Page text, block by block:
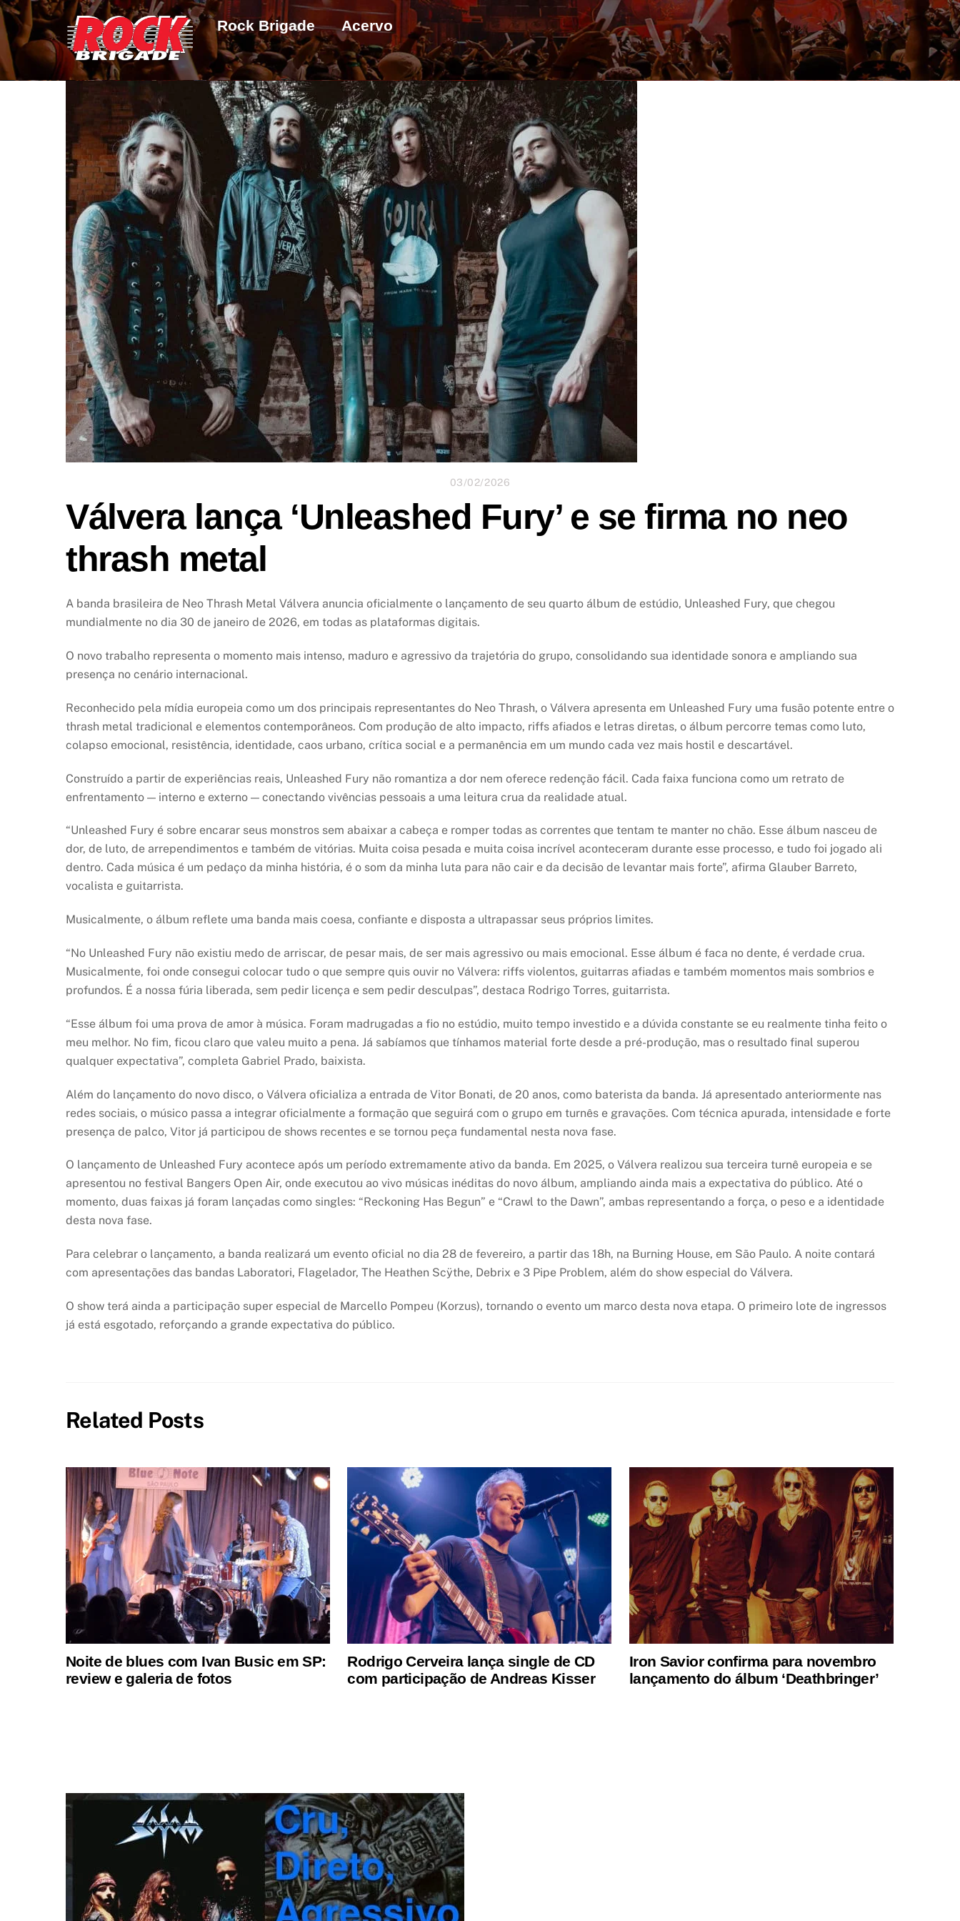
Skip
to
content
Rock Brigade Acervo
03/02/2026
Válvera lança ‘Unleashed Fury’ e se firma no neo
thrash metal
A banda brasileira de Neo Thrash Metal Válvera anuncia oficialmente o lançamento de seu quarto álbum de estúdio, Unleashed Fury, que chegou
mundialmente no dia 30 de janeiro de 2026, em todas as plataformas digitais.
O novo trabalho representa o momento mais intenso, maduro e agressivo da trajetória do grupo, consolidando sua identidade sonora e ampliando sua
presença no cenário internacional.
Reconhecido pela mídia europeia como um dos principais representantes do Neo Thrash, o Válvera apresenta em Unleashed Fury uma fusão potente entre o
thrash metal tradicional e elementos contemporâneos. Com produção de alto impacto, riffs afiados e letras diretas, o álbum percorre temas como luto,
colapso emocional, resistência, identidade, caos urbano, crítica social e a permanência em um mundo cada vez mais hostil e descartável.
Construído a partir de experiências reais, Unleashed Fury não romantiza a dor nem oferece redenção fácil. Cada faixa funciona como um retrato de
enfrentamento — interno e externo — conectando vivências pessoais a uma leitura crua da realidade atual.
“Unleashed Fury é sobre encarar seus monstros sem abaixar a cabeça e romper todas as correntes que tentam te manter no chão. Esse álbum nasceu de
dor, de luto, de arrependimentos e também de vitórias. Muita coisa pesada e muita coisa incrível aconteceram durante esse processo, e tudo foi jogado ali
dentro. Cada música é um pedaço da minha história, é o som da minha luta para não cair e da decisão de levantar mais forte”, afirma Glauber Barreto,
vocalista e guitarrista.
Musicalmente, o álbum reflete uma banda mais coesa, confiante e disposta a ultrapassar seus próprios limites.
“No Unleashed Fury não existiu medo de arriscar, de pesar mais, de ser mais agressivo ou mais emocional. Esse álbum é faca no dente, é verdade crua.
Musicalmente, foi onde consegui colocar tudo o que sempre quis ouvir no Válvera: riffs violentos, guitarras afiadas e também momentos mais sombrios e
profundos. É a nossa fúria liberada, sem pedir licença e sem pedir desculpas”, destaca Rodrigo Torres, guitarrista.
“Esse álbum foi uma prova de amor à música. Foram madrugadas a fio no estúdio, muito tempo investido e a dúvida constante se eu realmente tinha feito o
meu melhor. No fim, ficou claro que valeu muito a pena. Já sabíamos que tínhamos material forte desde a pré-produção, mas o resultado final superou
qualquer expectativa”, completa Gabriel Prado, baixista.
Além do lançamento do novo disco, o Válvera oficializa a entrada de Vitor Bonati, de 20 anos, como baterista da banda. Já apresentado anteriormente nas
redes sociais, o músico passa a integrar oficialmente a formação que seguirá com o grupo em turnês e gravações. Com técnica apurada, intensidade e forte
presença de palco, Vitor já participou de shows recentes e se tornou peça fundamental nesta nova fase.
O lançamento de Unleashed Fury acontece após um período extremamente ativo da banda. Em 2025, o Válvera realizou sua terceira turnê europeia e se
apresentou no festival Bangers Open Air, onde executou ao vivo músicas inéditas do novo álbum, ampliando ainda mais a expectativa do público. Até o
momento, duas faixas já foram lançadas como singles: “Reckoning Has Begun” e “Crawl to the Dawn”, ambas representando a força, o peso e a identidade
desta nova fase.
Para celebrar o lançamento, a banda realizará um evento oficial no dia 28 de fevereiro, a partir das 18h, na Burning House, em São Paulo. A noite contará
com apresentações das bandas Laboratori, Flagelador, The Heathen Scÿthe, Debrix e 3 Pipe Problem, além do show especial do Válvera.
O show terá ainda a participação super especial de Marcello Pompeu (Korzus), tornando o evento um marco desta nova etapa. O primeiro lote de ingressos
já está esgotado, reforçando a grande expectativa do público.
Related Posts
Noite de blues com Ivan Busic em SP:
review e galeria de fotos
Rodrigo Cerveira lança single de CD
com participação de Andreas Kisser
Iron Savior confirma para novembro
lançamento do álbum ‘Deathbringer’